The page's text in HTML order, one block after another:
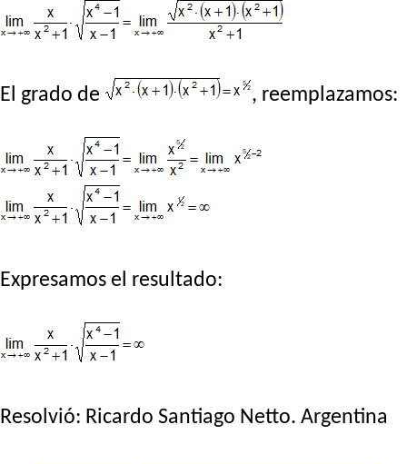
El grado de , reemplazamos:
Expresamos el resultado:
Resolvió: Ricardo Santiago Netto. Argentina